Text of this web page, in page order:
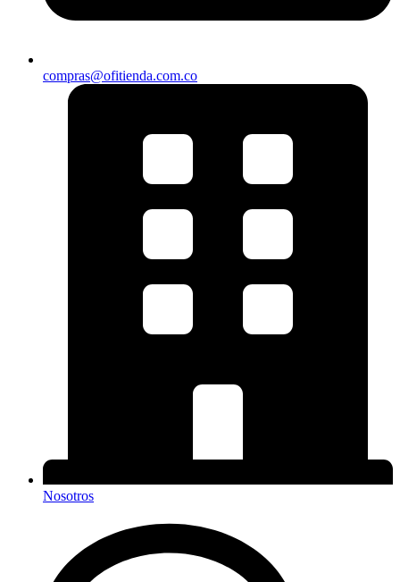
compras@ofitienda.com.co
Nosotros